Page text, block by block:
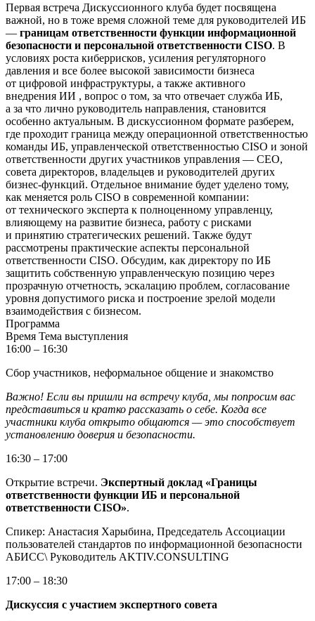
Первая встреча Дискуссионного клуба будет посвящена
важной, но в тоже время сложной теме для руководителей ИБ
— границам ответственности функции информационной
безопасности и персональной ответственности CISO. В
условиях роста киберрисков, усиления регуляторного
давления и все более высокой зависимости бизнеса
от цифровой инфраструктуры, а также активного
внедрения ИИ , вопрос о том, за что отвечает служба ИБ,
а за что лично руководитель направления, становится
особенно актуальным. В дискуссионном формате разберем,
где проходит граница между операционной ответственностью
команды ИБ, управленческой ответственностью CISO и зоной
ответственности других участников управления — CEO,
совета директоров, владельцев и руководителей других
бизнес-функций. Отдельное внимание будет уделено тому,
как меняется роль CISO в современной компании:
от технического эксперта к полноценному управленцу,
влияющему на развитие бизнеса, работу с рисками
и принятию стратегических решений. Также будут
рассмотрены практические аспекты персональной
ответственности CISO. Обсудим, как директору по ИБ
защитить собственную управленческую позицию через
прозрачную отчетность, эскалацию проблем, согласование
уровня допустимого риска и построение зрелой модели
взаимодействия с бизнесом.
Программа
Время Тема выступления
16:00 – 16:30
Сбор участников, неформальное общение и знакомство
Важно! Если вы пришли на встречу клуба, мы попросим вас
представиться и кратко рассказать о себе. Когда все
участники клуба открыто общаются — это способствует
установлению доверия и безопасности.
16:30 – 17:00
Открытие встречи. Экспертный доклад «Границы
ответственности функции ИБ и персональной
ответственности CISO».
Спикер: Анастасия Харыбина, Председатель Ассоциации
пользователей стандартов по информационной безопасности
АБИСС\ Руководитель AKTIV.CONSULTING
17:00 – 18:30
Дискуссия с участием экспертного совета